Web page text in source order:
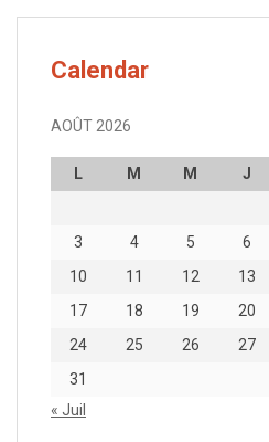
Calendar
AOÛT 2026
L M M J
3
4 5 6
10
11 12 13
17
18 19 20
24
25 26 27
31
« Juil